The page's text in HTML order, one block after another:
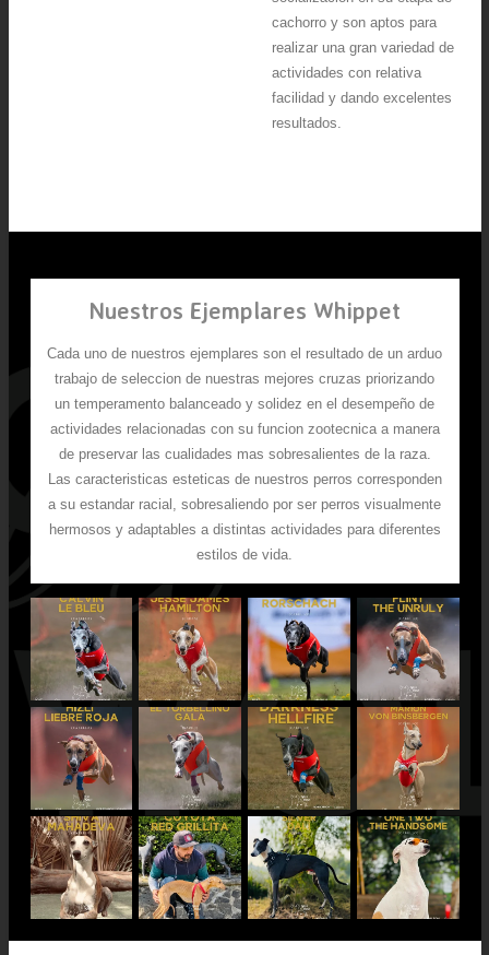
cachorro y son aptos para
realizar una gran variedad de
actividades con relativa
facilidad y dando excelentes
resultados.
Nuestros Ejemplares Whippet
Cada uno de nuestros ejemplares son el resultado de un arduo
trabajo de seleccion de nuestras mejores cruzas priorizando
un temperamento balanceado y solidez en el desempeño de
actividades relacionadas con su funcion zootecnica a manera
de preservar las cualidades mas sobresalientes de la raza.
Las caracteristicas esteticas de nuestros perros corresponden
a su estandar racial, sobresaliendo por ser perros visualmente
hermosos y adaptables a distintas actividades para diferentes
estilos de vida.